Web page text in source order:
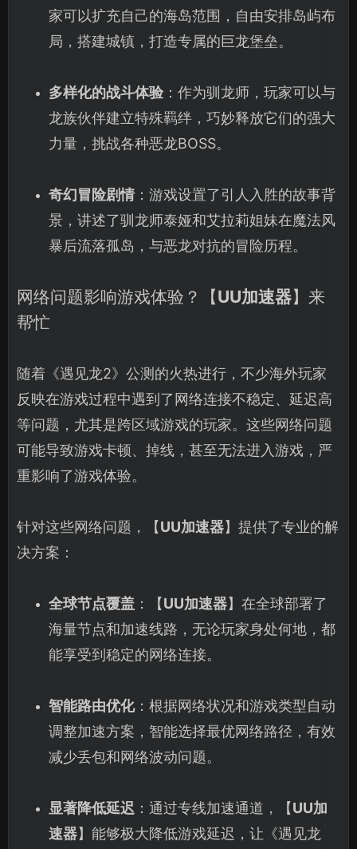
家可以扩充自己的海岛范围，自由安排岛屿布
局，搭建城镇，打造专属的巨龙堡垒。
多样化的战斗体验：作为驯龙师，玩家可以与
龙族伙伴建立特殊羁绊，巧妙释放它们的强大
力量，挑战各种恶龙BOSS。
奇幻冒险剧情：游戏设置了引人入胜的故事背
景，讲述了驯龙师泰娅和艾拉莉姐妹在魔法风
暴后流落孤岛，与恶龙对抗的冒险历程。
网络问题影响游戏体验？【UU加速器】来
帮忙
随着《遇见龙2》公测的火热进行，不少海外玩家
反映在游戏过程中遇到了网络连接不稳定、延迟高
等问题，尤其是跨区域游戏的玩家。这些网络问题
可能导致游戏卡顿、掉线，甚至无法进入游戏，严
重影响了游戏体验。
针对这些网络问题，【UU加速器】提供了专业的解
决方案：
全球节点覆盖：【UU加速器】在全球部署了
海量节点和加速线路，无论玩家身处何地，都
能享受到稳定的网络连接。
智能路由优化：根据网络状况和游戏类型自动
调整加速方案，智能选择最优网络路径，有效
减少丢包和网络波动问题。
显著降低延迟：通过专线加速通道，【UU加
速器】能够极大降低游戏延迟，让《遇见龙